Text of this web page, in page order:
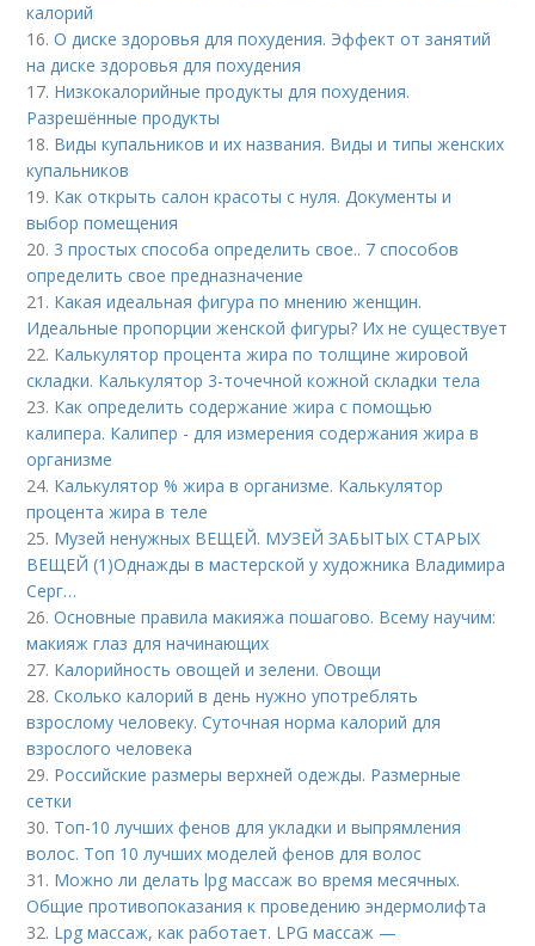
калорий
16.О диске здоровья для похудения. Эффект от занятий
на диске здоровья для похудения
17. Низкокалорийные продукты для похудения.
Разрешённые продукты
18. Виды купальников и их названия. Виды и типы женских
купальников
19. Как открыть салон красоты с нуля. Документы и
выбор помещения
20. 3 простых способа определить свое.. 7 способов
определить свое предназначение
21. Какая идеальная фигура по мнению женщин.
Идеальные пропорции женской фигуры? Их не существует
22. Калькулятор процента жира по толщине жировой
складки. Калькулятор 3-точечной кожной складки тела
23. Как определить содержание жира с помощью
калипера. Калипер - для измерения содержания жира в
организме
24. Калькулятор % жира в организме. Калькулятор
процента жира в теле
25. Музей ненужных ВЕЩЕЙ. МУЗЕЙ ЗАБЫТЫХ СТАРЫХ
ВЕЩЕЙ (1)Однажды в мастерской у художника Владимира
Серг…
26.Основные правила макияжа пошагово. Всему научим:
макияж глаз для начинающих
27. Калорийность овощей и зелени. Овощи
28.Сколько калорий в день нужно употреблять
взрослому человеку. Суточная норма калорий для
взрослого человека
29. Российские размеры верхней одежды. Размерные
сетки
30. Топ-10 лучших фенов для укладки и выпрямления
волос. Топ 10 лучших моделей фенов для волос
31. Можно ли делать lpg массаж во время месячных.
Общие противопоказания к проведению эндермолифта
32. Lpg массаж, как работает. LPG массаж —